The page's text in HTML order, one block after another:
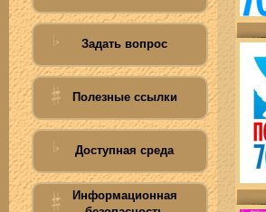
Задать вопрос
Полезные ссылки
Доступная среда
Информационная